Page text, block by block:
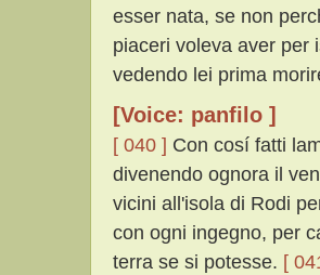
esser nata, se non
piaceri voleva aver per
vedendo lei prima
[Voice: panfilo ]
[ 040 ] Con cosí fatti
divenendo ognora il
vicini all'isola di Rodi
con ogni ingegno, per
terra se si potesse. [